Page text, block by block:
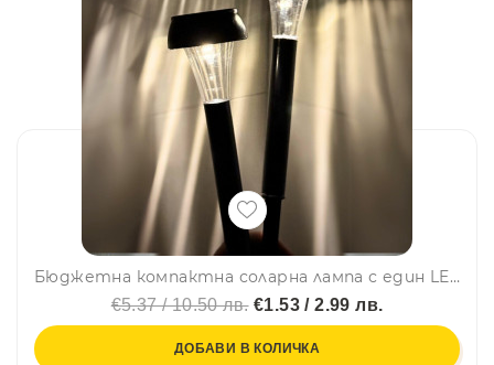
Бюджетна компактна соларна лампа с един LED диод за градини, тераси и къмпинг с дълъг живот на батерията
€5.37 / 10.50 лв.€1.53 / 2.99 лв.
ДОБАВИ В КОЛИЧКА